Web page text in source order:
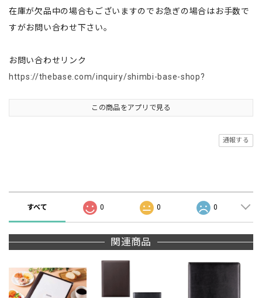
在庫が欠品中の場合もございますのでお急ぎの場合はお手数で
すがお問い合わせ下さい。
お問い合わせリンク
https://thebase.com/inquiry/shimbi-base-shop?
この商品をアプリで見る
通報する
すべて 0 0 0
関連商品